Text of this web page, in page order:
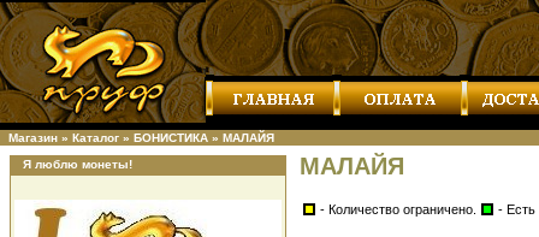
Магазин » Каталог » БОНИСТИКА » МАЛАЙЯ
Я люблю монеты!
МАЛАЙЯ
- Количество ограничено. - Есть